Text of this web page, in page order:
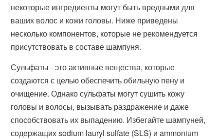
некоторые ингредиенты могут быть вредными для
ваших волос и кожи головы. Ниже приведены
несколько компонентов, которые не рекомендуется
присутствовать в составе шампуня.
Сульфаты - это активные вещества, которые
создаются с целью обеспечить обильную пену и
очищение. Однако сульфаты могут сушить кожу
головы и волосы, вызывать раздражение и даже
способствовать их выпадению. Избегайте шампуней,
содержащих sodium lauryl sulfate (SLS) и ammonium